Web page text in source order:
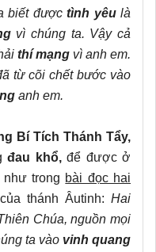
biết đượctình yêulà
vì chúng ta. Vậy cả
thí mạngvì anh em.
từ cõi chết bước vào
anh em.
Bí Tích Thánh Tẩy,
đau khổ,để được ở
như trong bài đọc hai
thánh Âutinh: Hai
Chúa, nguồn mọi
ta vào vinh quang